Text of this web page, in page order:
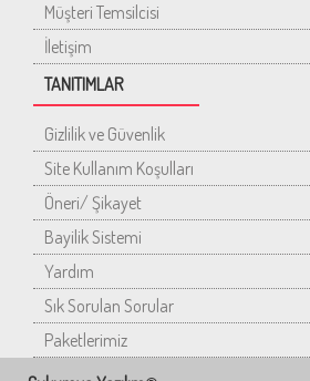
Müşteri Temsilcisi
İletişim
TANITIMLAR
Gizlilik ve Güvenlik
Site Kullanım Koşulları
Öneri/ Şikayet
Bayilik Sistemi
Yardım
Sık Sorulan Sorular
Paketlerimiz